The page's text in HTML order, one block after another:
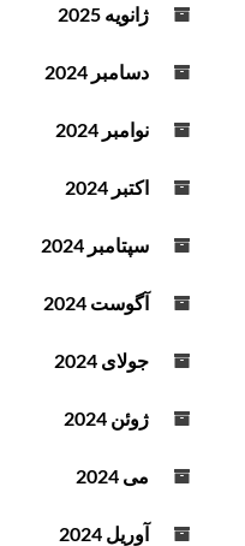
ژانویه 2025
دسامبر 2024
نوامبر 2024
اکتبر 2024
سپتامبر 2024
آگوست 2024
جولای 2024
ژوئن 2024
می 2024
آوریل 2024